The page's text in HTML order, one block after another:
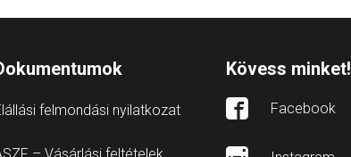
felmondási nyilatkozat
– Vásárlási feltételek
Kövess minket!
Facebook